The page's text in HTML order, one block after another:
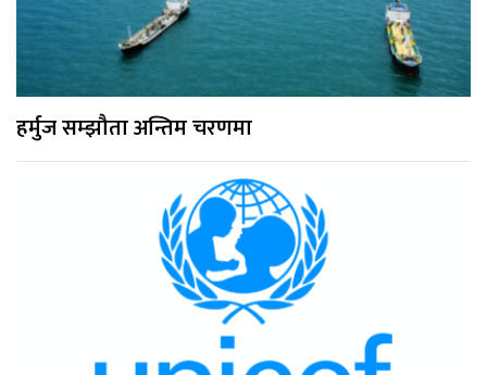
हर्मुज सम्झौता अन्तिम चरणमा